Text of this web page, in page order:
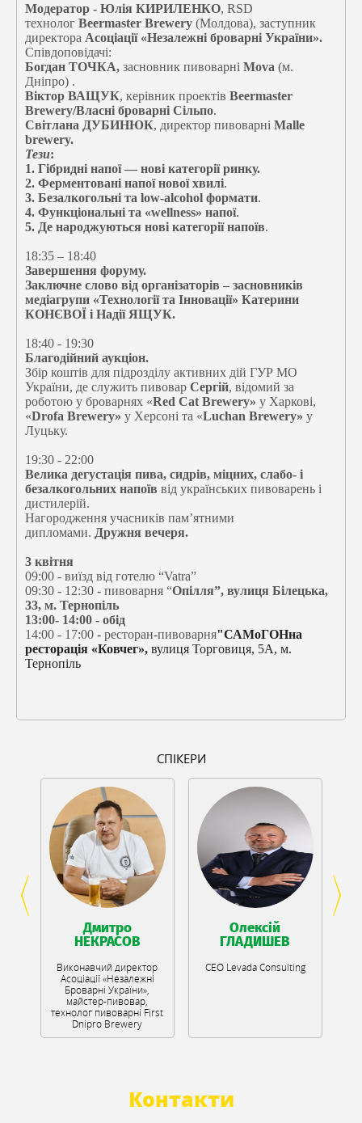
Модератор - Юлія КИРИЛЕНКО, RSD
технолог Beermaster Brewery (Молдова), заступник
директора Асоціації «Незалежні броварні України».
Співдоповідачі:
Богдан ТОЧКА, засновник пивоварні Mova (м.
Дніпро) .
Віктор ВАЩУК, керівник проектів Beermaster
Brewery/Власні броварні Сільпо.
Світлана ДУБИНЮК, директор пивоварні Malle
brewery.
Тези:
1. Гібридні напої — нові категорії ринку.
2. Ферментовані напої нової хвилі.
3. Безалкогольні та low-alcohol формати.
4. Функціональні та «wellness» напої.
5. Де народжуються нові категорії напоїв.
18:35 – 18:40
Завершення форуму.
Заключне слово від організаторів – засновників
медіагрупи «Технології та Інновації» Катерини
КОНЄВОЇ і Надії ЯЩУК.
18:40 - 19:30
Благодійний аукціон.
Збір коштів для підрозділу активних дій ГУР МО
України, де служить пивовар Сергій, відомий за
роботою у броварнях «Red Cat Brewery» у Харкові,
«Drofa Brewery» у Херсоні та «Luchan Brewery» у
Луцьку.
19:30 - 22:00
Велика дегустація пива, сидрів, міцних, слабо- і
безалкогольних напоїв від українських пивоварень і
дистилерій.
Нагородження учасників пам’ятними
дипломами. Дружня вечеря.
3 квітня
09:00 - виїзд від готелю “Vatra”
09:30 - 12:30 - пивоварня “Опілля”, вулиця Білецька,
33, м. Тернопіль
13:00- 14:00 - обід
14:00 - 17:00 - ресторан-пивоварня"САМоГОНна
ресторація «Ковчег», вулиця Торговиця, 5А, м.
Тернопіль
СПІКЕРИ
Дмитро
НЕКРАСОВ
Виконавчий директор
Асоціації «Незалежні
Броварні України»,
майстер-пивовар,
технолог пивоварні First
Dnipro Brewery
Олексій
ГЛАДИШЕВ
СЕО Levada Consulting
Контакти